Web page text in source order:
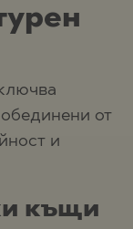
от
и
къщи